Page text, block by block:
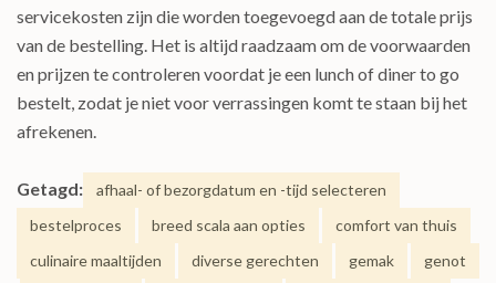
servicekosten zijn die worden toegevoegd aan de totale prijs
van de bestelling. Het is altijd raadzaam om de voorwaarden
en prijzen te controleren voordat je een lunch of diner to go
bestelt, zodat je niet voor verrassingen komt te staan bij het
afrekenen.
Getagd:
afhaal- of bezorgdatum en -tijd selecteren
bestelproces
breed scala aan opties
comfort van thuis
culinaire maaltijden
diverse gerechten gemak
genot